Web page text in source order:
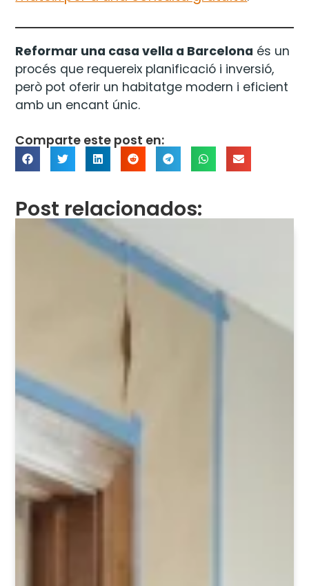
Reformar una casa vella a Barcelona és un
procés que requereix planificació i inversió,
però pot oferir un habitatge modern i eficient
amb un encant únic.
Comparte este post en:
Post relacionados: